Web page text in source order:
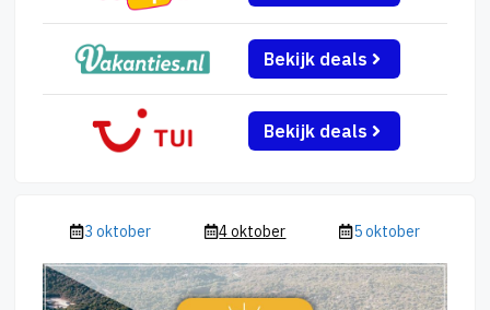
3 oktober 4 oktober 5 oktober
Bekijk deals
Bekijk deals